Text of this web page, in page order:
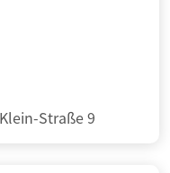
Straße 9